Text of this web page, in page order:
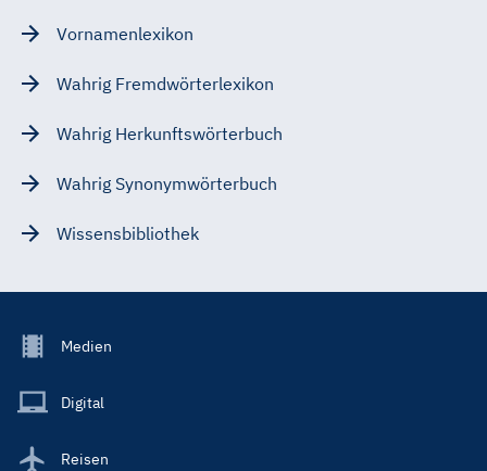
Vornamenlexikon
Wahrig Fremdwörterlexikon
Wahrig Herkunftswörterbuch
Wahrig Synonymwörterbuch
Wissensbibliothek
Footer
Main
Medien
Digital
Reisen